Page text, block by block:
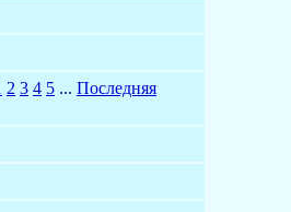
2 3 4 5 ... Последняя